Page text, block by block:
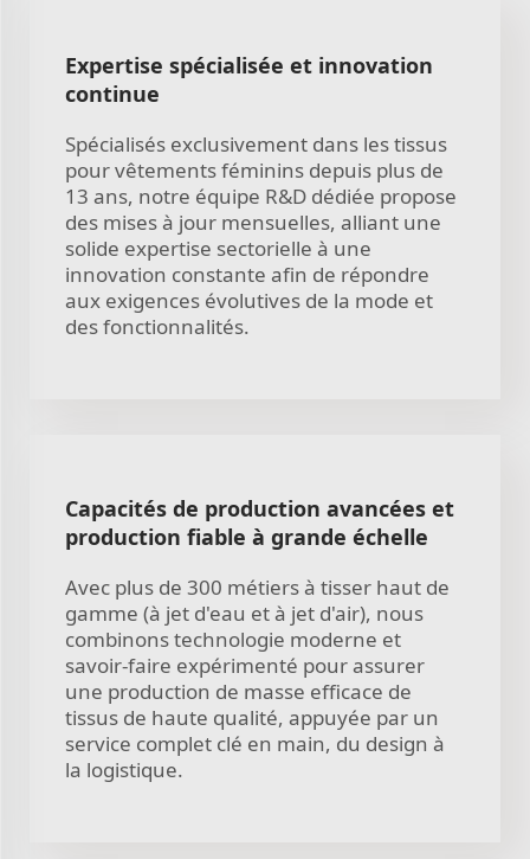
Expertise spécialisée et innovation
continue
Spécialisés exclusivement dans les tissus
pour vêtements féminins depuis plus de
13 ans, notre équipe R&D dédiée propose
des mises à jour mensuelles, alliant une
solide expertise sectorielle à une
innovation constante afin de répondre
aux exigences évolutives de la mode et
des fonctionnalités.
Capacités de production avancées et
production fiable à grande échelle
Avec plus de 300 métiers à tisser haut de
gamme (à jet d'eau et à jet d'air), nous
combinons technologie moderne et
savoir-faire expérimenté pour assurer
une production de masse efficace de
tissus de haute qualité, appuyée par un
service complet clé en main, du design à
la logistique.